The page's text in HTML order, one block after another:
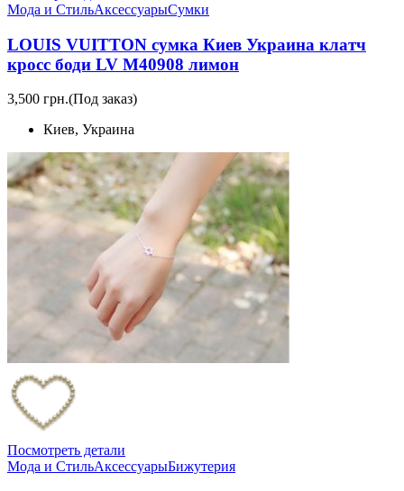
Мода и СтильАксессуарыСумки
LOUIS VUITTON сумка Киев Украина клатч
кросс боди LV M40908 лимон
3,500 грн.(Под заказ)
Киев, Украина
Посмотреть детали
Мода и СтильАксессуарыБижутерия